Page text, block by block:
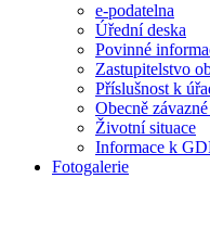
e-podatelna
Úřední deska
Povinné
Zastupitelstvo
Příslušnost k
Obecně
Životní situace
Informace k
Fotogalerie